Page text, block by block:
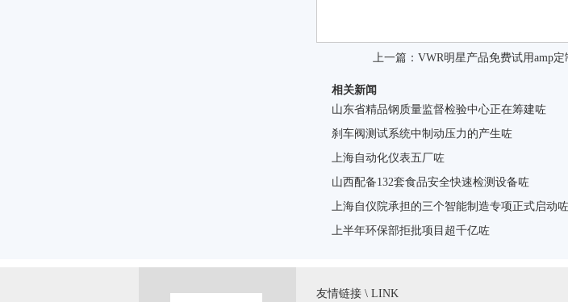
上一篇： VWR明星产品免费试用amp
相关新闻
山东省精品钢质量监督检验中心正在筹建咗
刹车阀测试系统中制动压力的产生咗
上海自动化仪表五厂咗
山西配备132套食品安全快速检测设备咗
上海自仪院承担的三个智能制造专项正式启动咗
上半年环保部拒批项目超千亿咗
友情链接 \ LINK